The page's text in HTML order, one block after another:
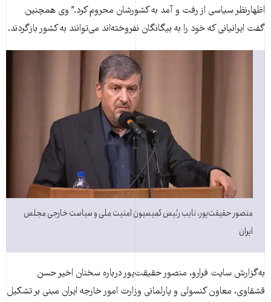
اظهارنظر سياسی از رفت و آمد به کشورشان محروم کرد." وی همچنين
گفت ايرانيانی که خود را به بيگانگان نفروخته‌اند می‌توانند به کشور بازگردند.
منصور حقيقت‌پور، نايب رئيس کميسيون امنيت ملی و سياست خارجی مجلس
ايران
به‌گزارش سايت فرارو، منصور حقيقت‌پور درباره سخنان اخير حسن
قشقاوی، معاون کنسولی و پارلمانی وزارت امور خارجه ايران مبنی بر تشکيل